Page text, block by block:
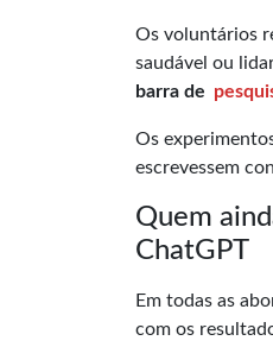
Os voluntários
saudável ou
barra de
Os
escrevessem
Quem
ChatGPT
Em todas as
com os